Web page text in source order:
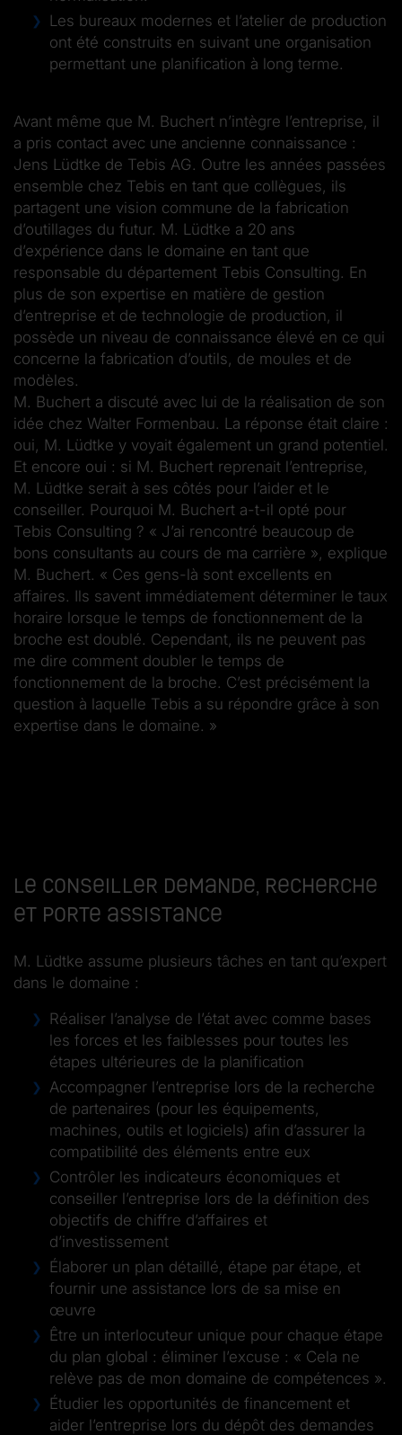
Les bureaux modernes et l’atelier de production
ont été construits en suivant une organisation
permettant une planification à long terme.
Avant même que M. Buchert n’intègre l’entreprise, il
a pris contact avec une ancienne connaissance :
Jens Lüdtke de Tebis AG. Outre les années passées
ensemble chez Tebis en tant que collègues, ils
partagent une vision commune de la fabrication
d’outillages du futur. M. Lüdtke a 20 ans
d’expérience dans le domaine en tant que
responsable du département Tebis Consulting. En
plus de son expertise en matière de gestion
d’entreprise et de technologie de production, il
possède un niveau de connaissance élevé en ce qui
concerne la fabrication d’outils, de moules et de
modèles.
M. Buchert a discuté avec lui de la réalisation de son
idée chez Walter Formenbau. La réponse était claire :
oui, M. Lüdtke y voyait également un grand potentiel.
Et encore oui : si M. Buchert reprenait l’entreprise,
M. Lüdtke serait à ses côtés pour l’aider et le
conseiller. Pourquoi M. Buchert a-t-il opté pour
Tebis Consulting ? « J’ai rencontré beaucoup de
bons consultants au cours de ma carrière », explique
M. Buchert. « Ces gens-là sont excellents en
affaires. Ils savent immédiatement déterminer le taux
horaire lorsque le temps de fonctionnement de la
broche est doublé. Cependant, ils ne peuvent pas
me dire comment doubler le temps de
fonctionnement de la broche. C’est précisément la
question à laquelle Tebis a su répondre grâce à son
expertise dans le domaine. »
Le conseiller demande, recherche
et porte assistance
M. Lüdtke assume plusieurs tâches en tant qu’expert
dans le domaine :
Réaliser l’analyse de l’état avec comme bases
les forces et les faiblesses pour toutes les
étapes ultérieures de la planification
Accompagner l’entreprise lors de la recherche
de partenaires (pour les équipements,
machines, outils et logiciels) afin d’assurer la
compatibilité des éléments entre eux
Contrôler les indicateurs économiques et
conseiller l’entreprise lors de la définition des
objectifs de chiffre d’affaires et
d’investissement
Élaborer un plan détaillé, étape par étape, et
fournir une assistance lors de sa mise en
œuvre
Être un interlocuteur unique pour chaque étape
du plan global : éliminer l’excuse : « Cela ne
relève pas de mon domaine de compétences ».
Étudier les opportunités de financement et
aider l’entreprise lors du dépôt des demandes